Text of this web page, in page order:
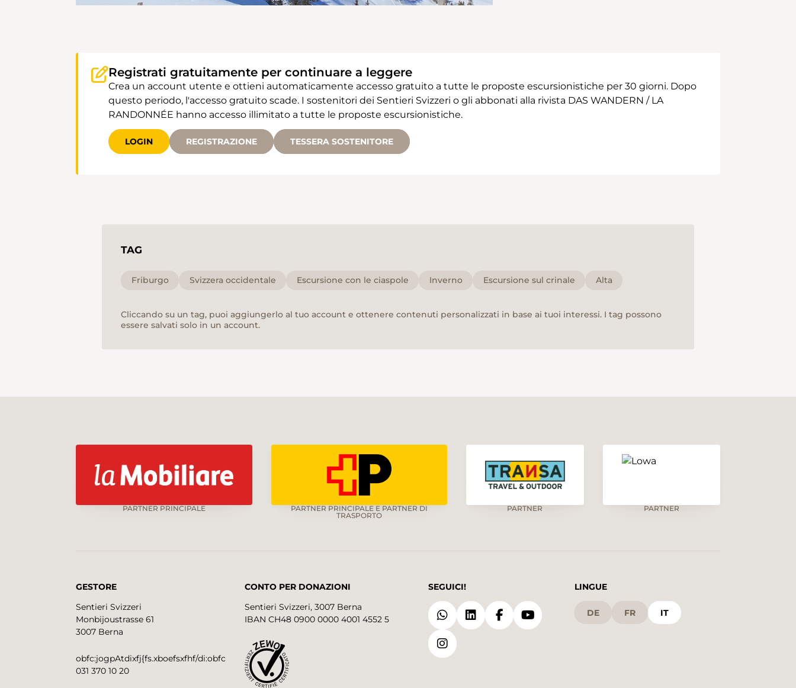
Registrati gratuitamente per continuare a leggere
Crea un account utente e ottieni automaticamente accesso gratuito a tutte le proposte escursionistiche per 30 giorni. Dopo
questo periodo, l'accesso gratuito scade. I sostenitori dei Sentieri Svizzeri o gli abbonati alla rivista DAS WANDERN / LA
RANDONNÉE hanno accesso illimitato a tutte le proposte escursionistiche.
LOGIN REGISTRAZIONE TESSERA SOSTENITORE
TAG
Friburgo Svizzera occidentale Escursione con le ciaspole Inverno Escursione sul crinale Alta
Cliccando su un tag, puoi aggiungerlo al tuo account e ottenere contenuti personalizzati in base ai tuoi interessi. I tag possono
essere salvati solo in un account.
PARTNER PRINCIPALE
PARTNER PRINCIPALE E PARTNER DI
TRASPORTO
PARTNER PARTNER
GESTORE
Sentieri Svizzeri
Monbijoustrasse 61
3007 Berna
obfc:jogpAtdixfj{fs.xboefsxfhf/di:obfc
031 370 10 20
CONTO PER DONAZIONI
Sentieri Svizzeri, 3007 Berna
IBAN CH48 0900 0000 4001 4552 5
SEGUICI! LINGUE
DE FR IT